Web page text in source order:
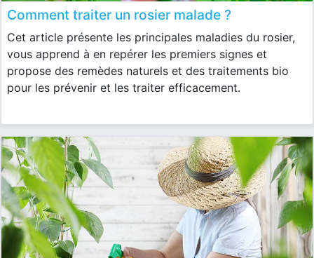
Comment traiter un rosier malade ?
Cet article présente les principales maladies du rosier,
vous apprend à en repérer les premiers signes et
propose des remèdes naturels et des traitements bio
pour les prévenir et les traiter efficacement.